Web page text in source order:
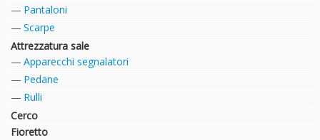
Pantaloni
Scarpe
Attrezzatura sale
Apparecchi segnalatori
Pedane
Rulli
Cerco
Fioretto